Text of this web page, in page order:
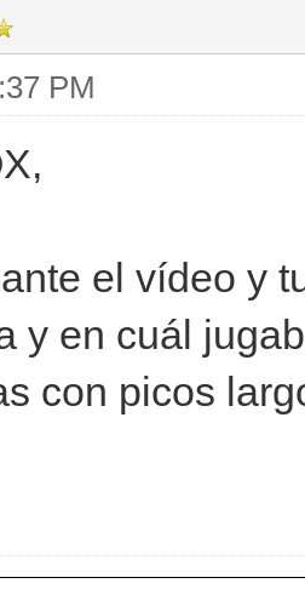
PM
el vídeo y
y en cuál
con picos